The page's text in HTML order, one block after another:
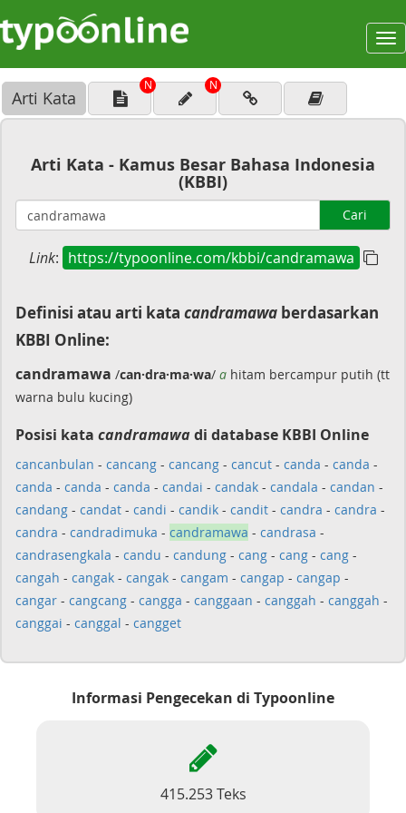
Arti Kata
N N
Arti Kata - Kamus Besar Bahasa Indonesia
(KBBI)
Cari
Link: https://typoonline.com/kbbi/candramawa
Definisi atau arti kata candramawa berdasarkan
KBBI Online:
candramawa /can·dra·ma·wa/ a hitam bercampur putih (tt
warna bulu kucing)
Posisi kata candramawadi database KBBI Online
cancanbulan - cancang - cancang - cancut - canda - canda -
canda - canda - canda - candai - candak - candala - candan -
candang - candat - candi - candik - candit - candra - candra -
candra - candradimuka - candramawa - candrasa -
candrasengkala - candu - candung - cang - cang - cang -
cangah - cangak - cangak - cangam - cangap - cangap -
cangar - cangcang - cangga - canggaan - canggah - canggah -
canggai - canggal - cangget
Informasi Pengecekan di Typoonline
415.253 Teks